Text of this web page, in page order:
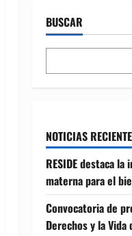
BUSCAR
NOTICIAS
RESIDE destaca
materna para el
Convocatoria de
Derechos y la